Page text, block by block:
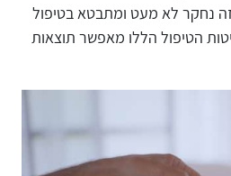
נחקר לא מעט ומתבטא בטיפול
הטיפול הללו מאפשר תוצאות